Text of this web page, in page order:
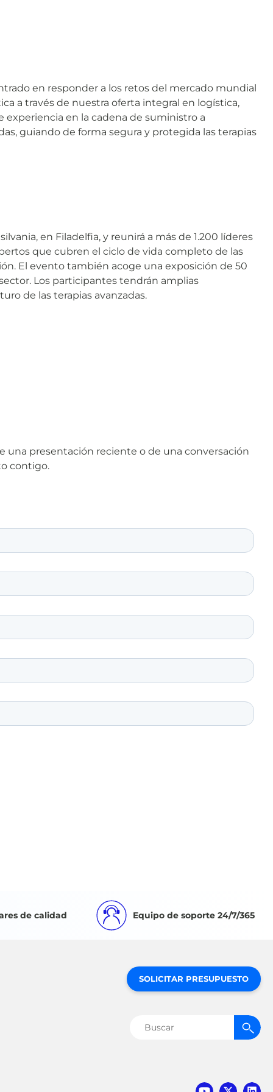
en responder a los retos del mercado mundial
a través de nuestra oferta integral en logística,
experiencia en la cadena de suministro a
guiando de forma segura y protegida las terapias
en Filadelfia, y reunirá a más de 1.200 líderes
que cubren el ciclo de vida completo de las
El evento también acoge una exposición de 50
Los participantes tendrán amplias
de las terapias avanzadas.
una presentación reciente o de una conversación
contigo.
de calidad Equipo de soporte 24/7/365
SOLICITAR PRESUPUESTO
Buscar: